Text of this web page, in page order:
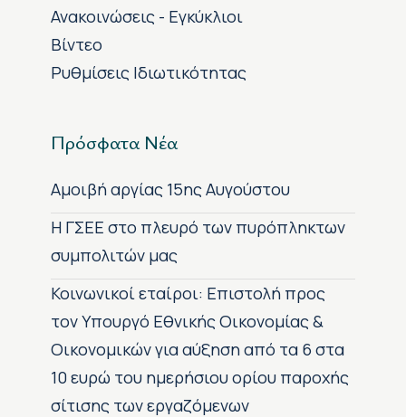
Ανακοινώσεις - Εγκύκλιοι
Βίντεο
Ρυθμίσεις Ιδιωτικότητας
Πρόσφατα Νέα
Αμοιβή αργίας 15ης Αυγούστου
H ΓΣΕΕ στο πλευρό των πυρόπληκτων
συμπολιτών μας
Κοινωνικοί εταίροι: Επιστολή προς
τον Υπουργό Εθνικής Οικονομίας &
Οικονομικών για αύξηση από τα 6 στα
10 ευρώ του ημερήσιου ορίου παροχής
σίτισης των εργαζόμενων